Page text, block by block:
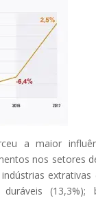
a maior
nos setores